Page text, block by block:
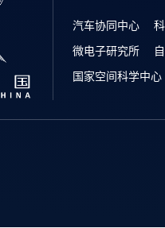
汽车协同中心
微电子研究所
国家空间科学中心